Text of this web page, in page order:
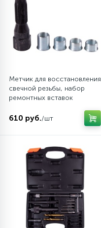
Метчик для восстановления
свечной резьбы, набор
ремонтных вставок
AFFIX AF10312005
610 руб./шт